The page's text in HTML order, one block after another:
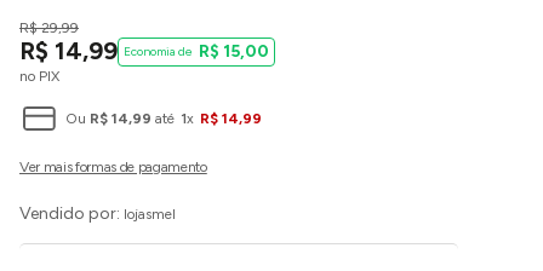
R$ 29,99
R$ 14,99
no PIX
R$ 15,00
Ou R$ 14,99 até 1x R$ 14,99
Vendido por: lojasmel